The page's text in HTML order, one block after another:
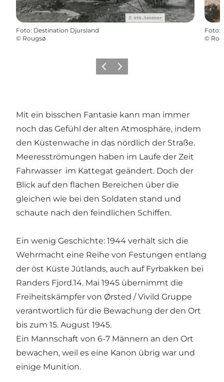
Foto: Destination Djursland
© Rougsø
Foto:
©
ZurückWeiter
Mit ein bisschen Fantasie kann man immer
noch das Gefühl der alten Atmosphäre, indem
den Küstenwache in das nördlich der Straße.
Meeresströmungen haben im Laufe der Zeit
Fahrwasser im Kattegat geändert. Doch der
Blick auf den flachen Bereichen über die
gleichen wie bei den Soldaten stand und
schaute nach den feindlichen Schiffen.
Ein wenig Geschichte: 1944 verhält sich die
Wehrmacht eine Reihe von Festungen entlang
der öst Küste Jütlands, auch auf Fyrbakken bei
Randers Fjord.14. Mai 1945 übernimmt die
Freiheitskämpfer von Ørsted / Vivild Gruppe
verantwortlich für die Bewachung der den Ort
bis zum 15. August 1945.
Ein Mannschaft von 6-7 Männern an den Ort
bewachen, weil es eine Kanon übrig war und
einige Munition.